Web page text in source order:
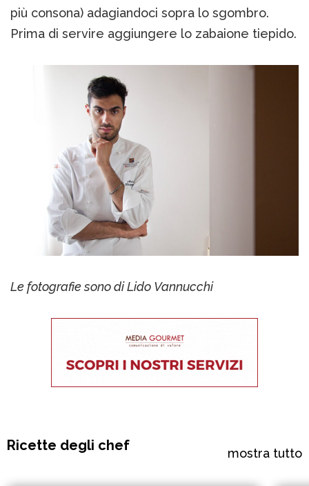
più consona) adagiandoci sopra lo sgombro.
Prima di servire aggiungere lo zabaione tiepido.
Le fotografie sono di Lido Vannucchi
Ricette degli chef mostra tutto